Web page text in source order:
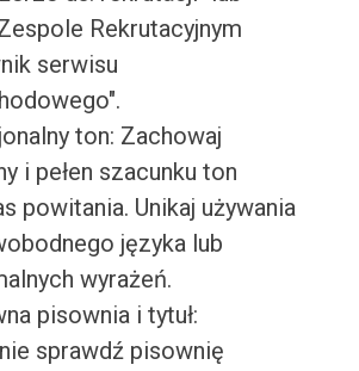
Rekrutacyjnym
serwisu
ton: Zachowaj
i pełen szacunku ton
powitania. Unikaj używania
języka lub
wyrażeń.
pisownia i tytuł:
sprawdź pisownię